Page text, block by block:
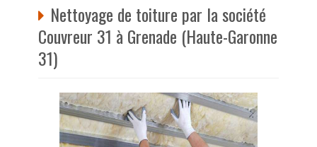
Nettoyage de toiture par la société
Couvreur 31 à Grenade (Haute-Garonne
31)